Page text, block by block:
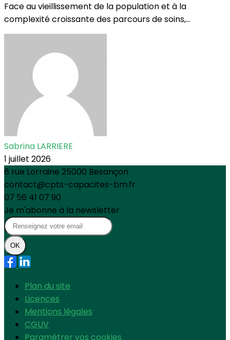
Face au vieillissement de la population et à la
complexité croissante des parcours de soins,...
Sabrina LARRIERE
1 juillet 2026
6 rue Lorraine 25000 Besançon
contact@cpts-capacites-bm.fr
07 56 41 07 90
Je m'abonne à la newsletter
OK
Plan du site
Licences
Mentions légales
CGUV
Paramétrer vos cookies